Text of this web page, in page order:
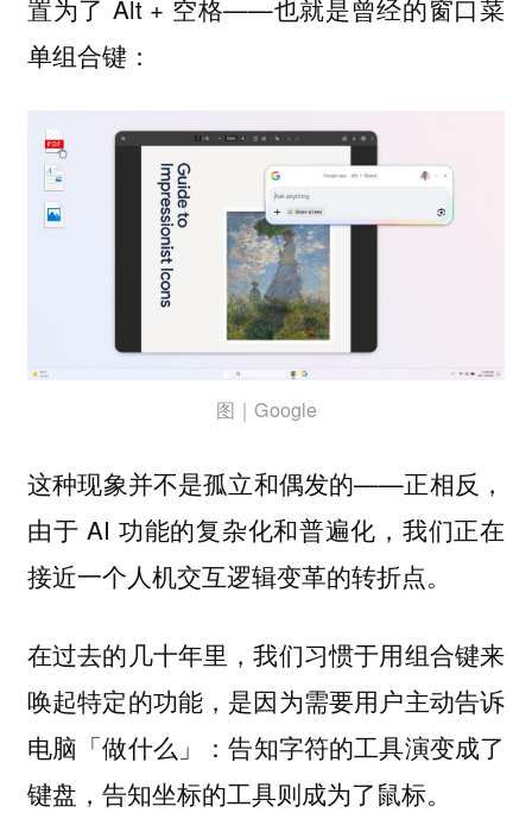
置为了 Alt + 空格——也就是曾经的窗口菜
单组合键：
图｜Google
这种现象并不是孤立和偶发的——正相反，
由于 AI 功能的复杂化和普遍化，我们正在
接近一个人机交互逻辑变革的转折点。
在过去的几十年里，我们习惯于用组合键来
唤起特定的功能，是因为需要用户主动告诉
电脑「做什么」
：告知字符的工具演变成了
键盘，告知坐标的工具则成为了鼠标。